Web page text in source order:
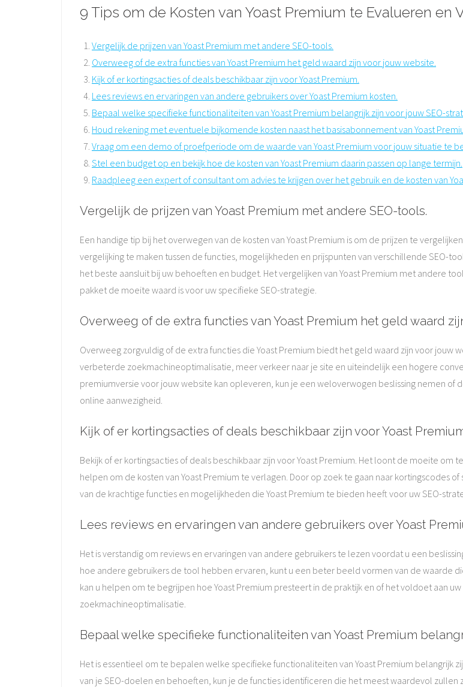
9 Tips om de Kosten van Yoast Premium te Evalueren en
Vergelijk de prijzen van Yoast Premium met andere SEO-tools.
Overweeg of de extra functies van Yoast Premium het geld waard zijn voor jouw website.
Kijk of er kortingsacties of deals beschikbaar zijn voor Yoast Premium.
Lees reviews en ervaringen van andere gebruikers over Yoast Premium kosten.
Bepaal welke specifieke functionaliteiten van Yoast Premium belangrijk zijn voor jouw SEO-
Houd rekening met eventuele bijkomende kosten naast het basisabonnement van Yoast
Vraag om een demo of proefperiode om de waarde van Yoast Premium voor jouw situatie te
Stel een budget op en bekijk hoe de kosten van Yoast Premium daarin passen op lange termijn.
Raadpleeg een expert of consultant om advies te krijgen over het gebruik en de kosten van
Vergelijk de prijzen van Yoast Premium met andere SEO-tools.
Een handige tip bij het overwegen van de kosten van Yoast Premium is om de prijzen te
vergelijking te maken tussen de functies, mogelijkheden en prijspunten van verschillende SEO-
het beste aansluit bij uw behoeften en budget. Het vergelijken van Yoast Premium met andere
pakket de moeite waard is voor uw specifieke SEO-strategie.
Overweeg of de extra functies van Yoast Premium het geld waard
Overweeg zorgvuldig of de extra functies die Yoast Premium biedt het geld waard zijn voor jouw
verbeterde zoekmachineoptimalisatie, meer verkeer naar je site en uiteindelijk een hogere
premiumversie voor jouw website kan opleveren, kun je een weloverwogen beslissing nemen
online aanwezigheid.
Kijk of er kortingsacties of deals beschikbaar zijn voor Yoast
Bekijk of er kortingsacties of deals beschikbaar zijn voor Yoast Premium. Het loont de moeite
helpen om de kosten van Yoast Premium te verlagen. Door op zoek te gaan naar kortingscodes
van de krachtige functies en mogelijkheden die Yoast Premium te bieden heeft voor uw SEO-
Lees reviews en ervaringen van andere gebruikers over Yoast
Het is verstandig om reviews en ervaringen van andere gebruikers te lezen voordat u een
hoe andere gebruikers de tool hebben ervaren, kunt u een beter beeld vormen van de waarde
kan u helpen om te begrijpen hoe Yoast Premium presteert in de praktijk en of het voldoet aan
zoekmachineoptimalisatie.
Bepaal welke specifieke functionaliteiten van Yoast Premium
Het is essentieel om te bepalen welke specifieke functionaliteiten van Yoast Premium belangrijk
van je SEO-doelen en behoeften, kun je de functies identificeren die het meest waardevol zullen